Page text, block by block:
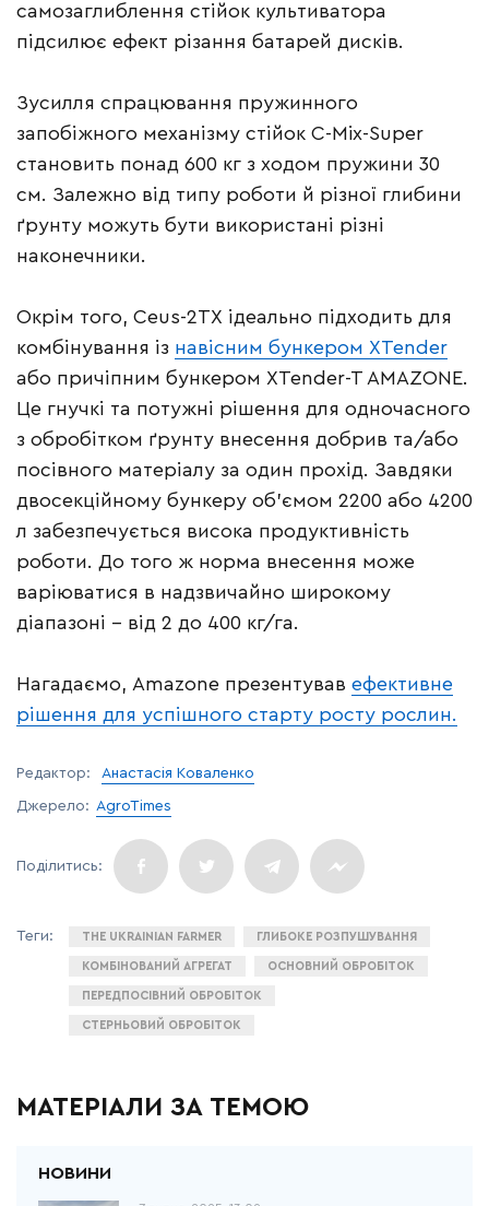
самозаглиблення стійок культиватора
підсилює ефект різання батарей дисків.
Зусилля спрацювання пружинного
запобіжного механізму стійок C-Mix-Super
становить понад 600 кг з ходом пружини 30
см. Залежно від типу роботи й різної глибини
ґрунту можуть бути використані різні
наконечники.
Окрім того, Ceus-2TX ідеально підходить для
комбінування із навісним бункером XTender
або причіпним бункером XTender-T AMAZONE.
Це гнучкі та потужні рішення для одночасного
з обробітком ґрунту внесення добрив та/або
посівного матеріалу за один прохід. Завдяки
двосекційному бункеру об’ємом 2200 або 4200
л забезпечується висока продуктивність
роботи. До того ж норма внесення може
варіюватися в надзвичайно широкому
діапазоні – від 2 до 400 кг/га.
Нагадаємо, Amazone презентував ефективне
рішення для успішного старту росту рослин.
Редактор: Анастасія Коваленко
Джерело: AgroTimes
THE UKRAINIAN FARMER ГЛИБОКЕ РОЗПУШУВАННЯ
КОМБІНОВАНИЙ АГРЕГАТ ОСНОВНИЙ ОБРОБІТОК
ПЕРЕДПОСІВНИЙ ОБРОБІТОК
СТЕРНЬОВИЙ ОБРОБІТОК
МАТЕРІАЛИ ЗА ТЕМОЮ